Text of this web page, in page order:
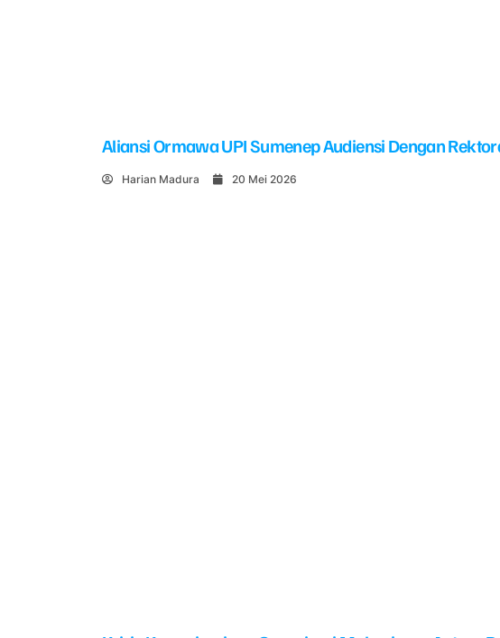
Aliansi Ormawa UPI Sumenep Audiensi Dengan
Harian Madura 20 Mei 2026